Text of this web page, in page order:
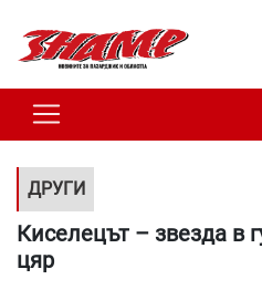
ДРУГИ
Киселецът – звезда в
цяр